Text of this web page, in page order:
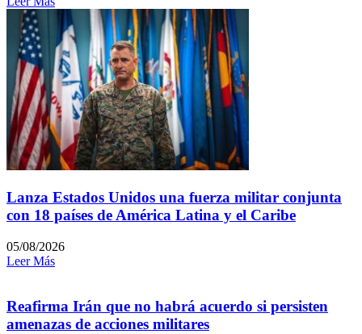
Lanza Estados Unidos una fuerza militar conjunta
con 18 países de América Latina y el Caribe
05/08/2026
Leer Más
Reafirma Irán que no habrá acuerdo si persisten
amenazas de acciones militares